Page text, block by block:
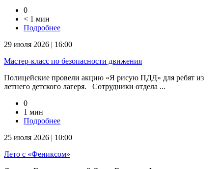
0
< 1 мин
Подробнее
29 июля 2026 | 16:00
Мастер-класс по безопасности движения
Полицейские провели акцию «Я рисую ПДД» для ребят из
летнего детского лагеря. Сотрудники отдела ...
0
1 мин
Подробнее
25 июля 2026 | 10:00
Лето с «Фениксом»